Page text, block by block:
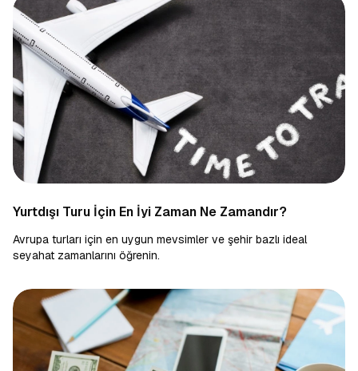
Yurtdışı Turu İçin En İyi Zaman Ne Zamandır?
Avrupa turları için en uygun mevsimler ve şehir bazlı ideal
seyahat zamanlarını öğrenin.